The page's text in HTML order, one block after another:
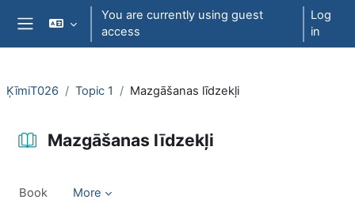
Skip to main content
You are currently using guest
access
Log
in
ĶīmiT026 Topic 1 Mazgāšanas līdzekļi
Mazgāšanas līdzekļi
Book More